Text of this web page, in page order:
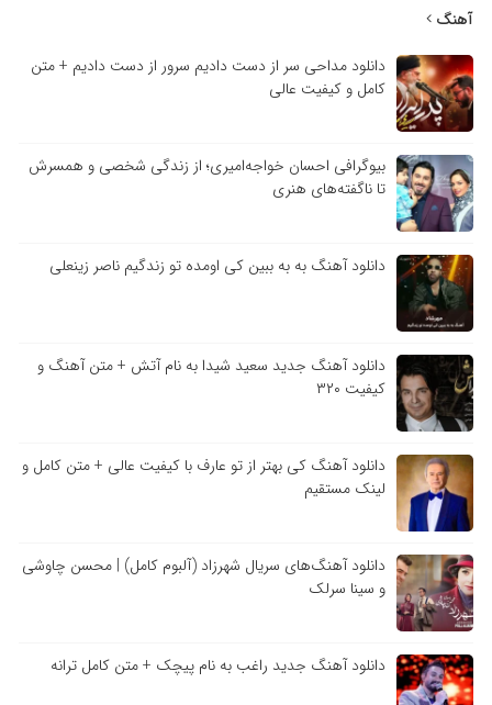
آهنگ
دانلود مداحی سر از دست دادیم سرور از دست دادیم + متن
کامل و کیفیت عالی
بیوگرافی احسان خواجه‌امیری؛ از زندگی شخصی و همسرش
تا ناگفته‌های هنری
دانلود آهنگ به به ببین کی اومده تو زندگیم ناصر زینعلی
دانلود آهنگ جدید سعید شیدا به نام آتش + متن آهنگ و
کیفیت ۳۲۰
دانلود آهنگ کی بهتر از تو عارف با کیفیت عالی + متن کامل و
لینک مستقیم
دانلود آهنگ‌های سریال شهرزاد (آلبوم کامل) | محسن چاوشی
و سینا سرلک
دانلود آهنگ جدید راغب به نام پیچک + متن کامل ترانه